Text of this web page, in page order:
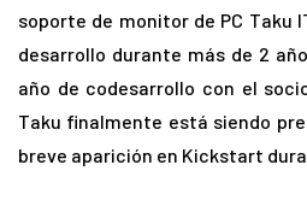
soporte de monitor de PC Taku
desarrollo durante más de 2
año de codesarrollo con el
Taku finalmente está siendo
breve aparición en Kickstart